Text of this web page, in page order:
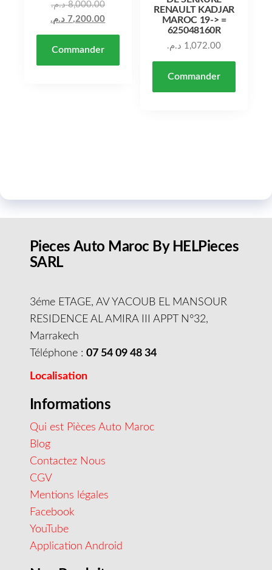
8,000.00 د.م.
7,200.00 د.م.
Commander
RENAULT KADJAR
MAROC 19-> =
625048160R
1,072.00 د.م.
Commander
Pieces Auto Maroc By HELPieces
SARL
3éme ETAGE, AV YACOUB EL MANSOUR
RESIDENCE AL AMIRA III APPT N°32,
Marrakech
Téléphone : 07 54 09 48 34
Localisation
Informations
Qui est Pièces Auto Maroc
Blog
Contactez Nous
CGV
Mentions légales
Facebook
YouTube
Application Android